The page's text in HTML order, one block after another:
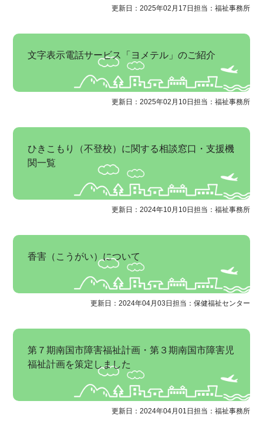
更新日：2025年02月17日 担当：福祉事務所
文字表示電話サービス「ヨメテル」のご紹介
更新日：2025年02月10日 担当：福祉事務所
ひきこもり（不登校）に関する相談窓口・支援機
関一覧
更新日：2024年10月10日 担当：福祉事務所
香害（こうがい）について
更新日：2024年04月03日 担当：保健福祉センター
第７期南国市障害福祉計画・第３期南国市障害児
福祉計画を策定しました
更新日：2024年04月01日 担当：福祉事務所